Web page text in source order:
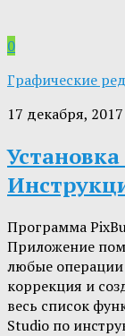
0
Графические
17 декабря, 2017
Программа
Приложение
любые
коррекция и
весь список
Studio по